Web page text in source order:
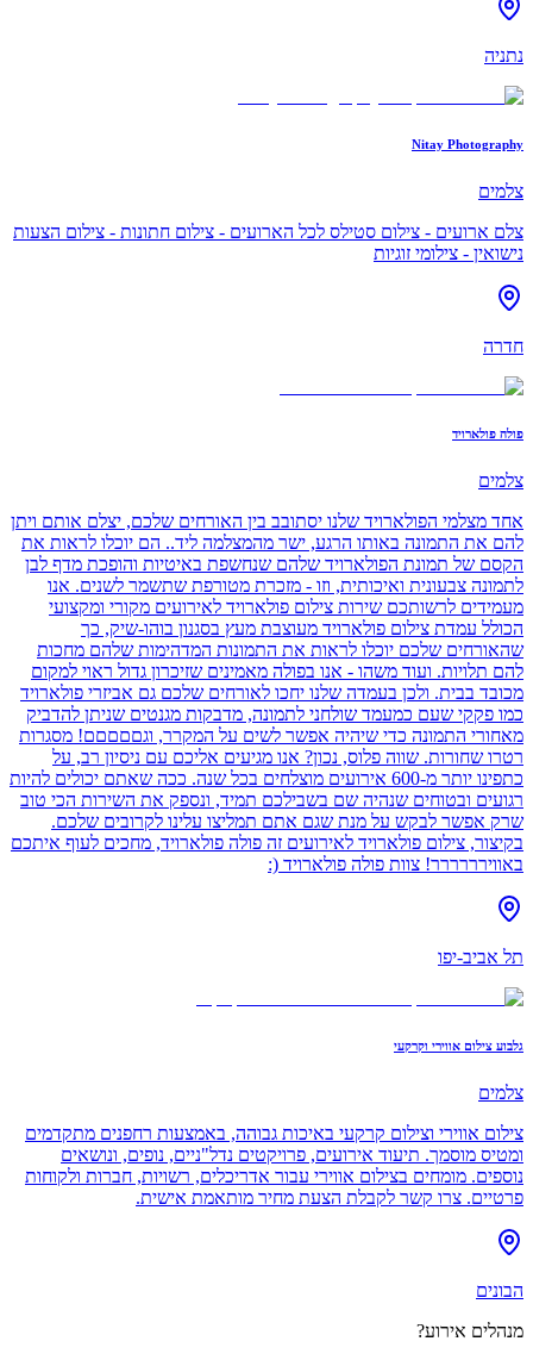
נתניה
Nitay Photography
צלמים
צלם ארועים - צילום סטילס לכל הארועים - צילום חתונות - צילום הצעות
נישואין - צילומי זוגיות
חדרה
פולה פולארויד
צלמים
אחד מצלמי הפולארויד שלנו יסתובב בין האורחים שלכם, יצלם אותם ויתן
להם את התמונה באותו הרגע, ישר מהמצלמה ליד.. הם יוכלו לראות את
הקסם של תמונת הפולארויד שלהם שנחשפת באיטיות והופכת מדף לבן
לתמונה צבעונית ואיכותית, וזו - מזכרת מטורפת שתשמר לשנים. אנו
מעמידים לרשותכם שירות צילום פולארויד לאירועים מקורי ומקצועי
הכולל עמדת צילום פולארויד מעוצבת מעץ בסגנון בוהו-שיק, כך
שהאורחים שלכם יוכלו לראות את התמונות המדהימות שלהם מחכות
להם תלויות. ועוד משהו - אנו בפולה מאמינים שזיכרון גדול ראוי למקום
מכובד בבית. ולכן בעמדה שלנו יחכו לאורחים שלכם גם אביזרי פולארויד
כמו פקקי שעם כמעמד שולחני לתמונה, מדבקות מגנטים שניתן להדביק
מאחורי התמונה כדי שיהיה אפשר לשים על המקרר, וגםםםםם! מסגרות
רטרו שחורות. שווה פלוס, נכון? אנו מגיעים אליכם עם ניסיון רב, על
כתפינו יותר מ-600 אירועים מוצלחים בכל שנה. ככה שאתם יכולים להיות
רגועים ובטוחים שנהיה שם בשבילכם תמיד, ונספק את השירות הכי טוב
שרק אפשר לבקש על מנת שגם אתם תמליצו עלינו לקרובים שלכם.
בקיצור, צילום פולארויד לאירועים זה פולה פולארויד, מחכים לעוף איתכם
באווירררררר! צוות פולה פולארויד (:
תל אביב-יפו
גלבוע צילום אווירי וקרקעי
צלמים
צילום אווירי וצילום קרקעי באיכות גבוהה, באמצעות רחפנים מתקדמים
ומטיס מוסמך. תיעוד אירועים, פרויקטים נדל"ניים, נופים, ונושאים
נוספים. מומחים בצילום אווירי עבור אדריכלים, רשויות, חברות ולקוחות
פרטיים. צרו קשר לקבלת הצעת מחיר מותאמת אישית.
הבונים
מנהלים אירוע?